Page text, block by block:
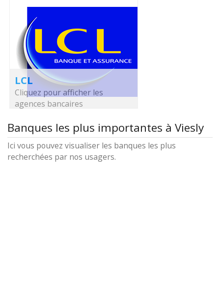
LCL
Cliquez pour afficher les
agences bancaires
Banques les plus importantes à Viesly
Ici vous pouvez visualiser les banques les plus
recherchées par nos usagers.